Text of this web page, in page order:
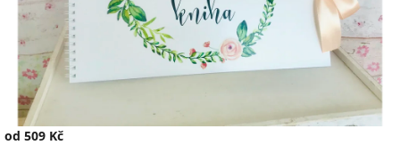
od 509 Kč